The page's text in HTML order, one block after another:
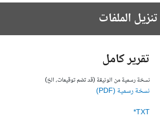
تنزيل الملفات
تقرير كامل
نسخة رسمية من الوثيقة (قد تضم توقيعات، الخ)
نسخة رسمية (PDF)
TXT*